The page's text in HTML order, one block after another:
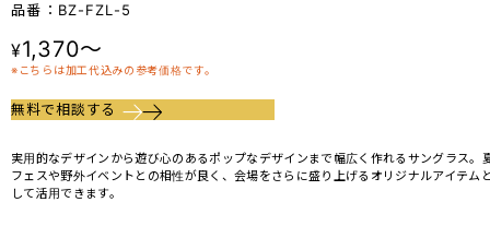
品番：BZ-FZL-5
¥1,370～
※こちらは加工代込みの参考価格です。
無料で相談する
実用的なデザインから遊び心のあるポップなデザインまで幅広く作れるサングラス。
フェスや野外イベントとの相性が良く、会場をさらに盛り上げるオリジナルアイテム
して活用できます。